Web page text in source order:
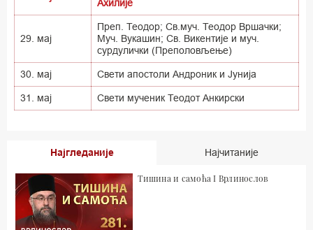
Ахилије
29. мај
Преп. Теодор; Св.муч. Теодор Вршачки;
Муч. Вукашин; Св. Викентије и муч.
сурдулички (Преполовљење)
30. мај Свети апостоли Андроник и Јунија
31. мај Свети мученик Теодот Анкирски
Најгледаније Најчитаније
Тишина и самоћа I Врлинослов